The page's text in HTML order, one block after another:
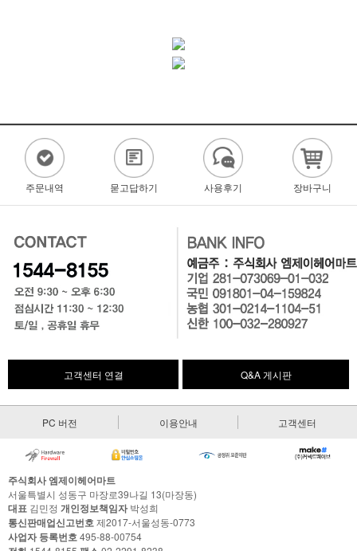
주문내역 묻고답하기 사용후기 장바구니
고객센터 연결 Q&A 게시판
PC 버전 이용안내 고객센터
주식회사 엠제이헤어마트
서울특별시 성동구 마장로39나길 13(마장동)
대표 김민정 개인정보책임자박성희
통신판매업신고번호제2017-서울성동-0773
사업자 등록번호495-88-00754